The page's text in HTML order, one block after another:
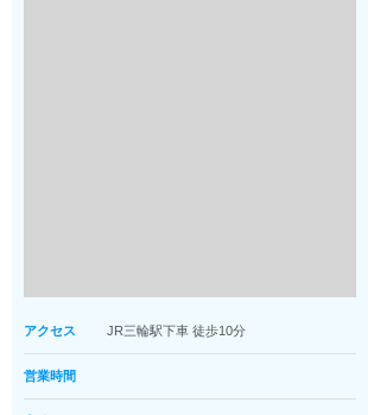
アクセス JR三輪駅下車 徒歩10分
営業時間